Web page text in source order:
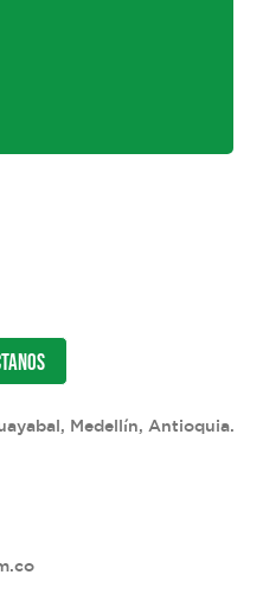
Medellín, Antioquia.